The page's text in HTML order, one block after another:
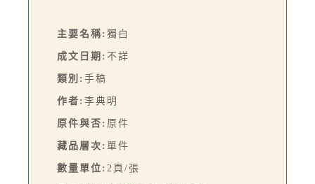
主要名稱: 獨白
成文日期: 不詳
類別: 手稿
作者: 李典明
原件與否: 原件
藏品層次: 單件
數量單位: 2頁/張